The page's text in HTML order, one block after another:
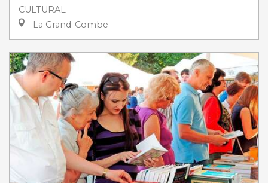
CULTURAL
La Grand-Combe